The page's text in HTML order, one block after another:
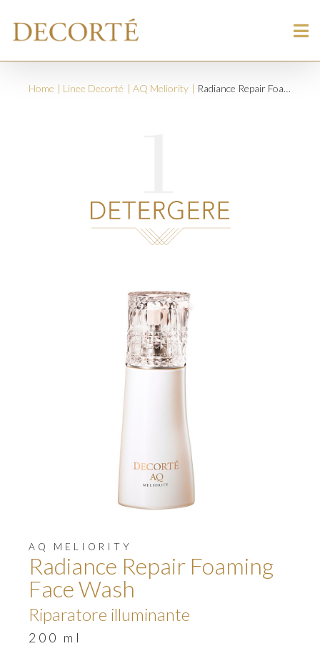
Home Linee Decorté AQ Meliority Radiance Repair Foaming Face Wash
AQ MELIORITY
Radiance Repair Foaming
Face Wash
Riparatore illuminante
200 ml